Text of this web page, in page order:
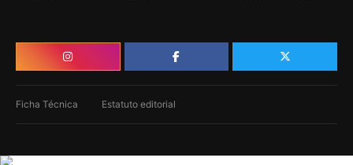
Ficha Técnica Estatuto editorial